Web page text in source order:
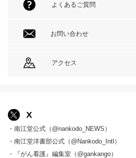
よくあるご質問
お問い合わせ
アクセス
X
・南江堂公式（@nankodo_NEWS）
・南江堂洋書部公式（@Nankodo_Intl）
・『がん看護』編集室（@gankango）